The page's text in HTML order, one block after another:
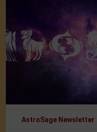
AstroSage Newsletter